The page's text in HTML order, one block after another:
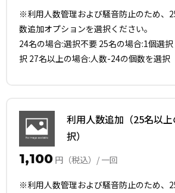
※利用人数管理および騒音防止のため、
数追加オプションを選択ください。
24名の場合:選択不要 25名の場合:1個選
択 27名以上の場合:人数-24の個数を選択
利用人数追加（25名以
択）
1,100 円（税込）/ 一回
※利用人数管理および騒音防止のため、